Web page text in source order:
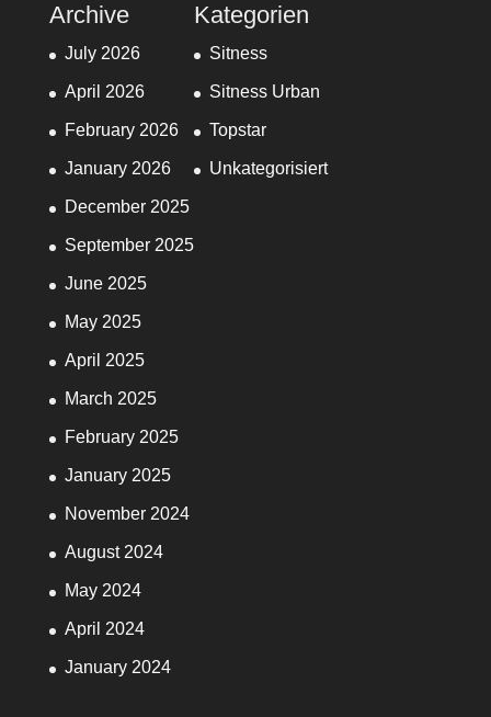
Archive
July 2026
April 2026
February 2026
January 2026
December 2025
September 2025
June 2025
May 2025
April 2025
March 2025
February 2025
January 2025
November 2024
August 2024
May 2024
April 2024
January 2024
Kategorien
Sitness
Sitness Urban
Topstar
Unkategorisiert